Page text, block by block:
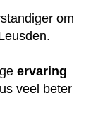
om
ervaring
veel beter